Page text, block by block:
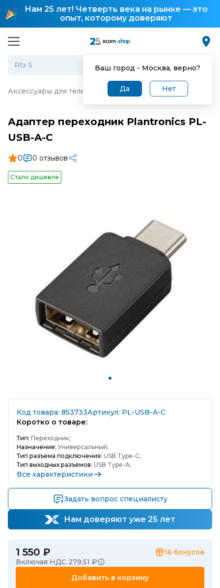
Нам 25 лет! Четверть века на рынке — это
опыт, которому доверяют
Ваш город - Москва, верно?
Да Нет
Аксессуары для телефонии Адаптер переходник
Адаптер переходник Plantronics PL-
USB-A-C
0 0 отзывов
Стало дешевле
Код товара: 853733Артикул: PL-USB-A-C
Коротко о товаре:
Тип: Переходник;
Назначение: Универсальный;
Тип разъема подключения: USB Type-C;
Тип выходных разъемов: USB Type-A;
Все характеристики
Задать вопрос специалисту
Нам доверяют уже 25 лет
1 550 ₽ 16 бонусов
Включая НДС 279,51 ₽
Добавить в корзину